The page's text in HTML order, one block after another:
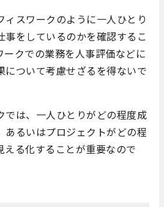
ィスワークのように一人ひとり
事をしているのかを確認するこ
ークでの業務を人事評価などに
について考慮せざるを得ないで
では、一人ひとりがどの程度成
あるいはプロジェクトがどの程
える化することが重要なので